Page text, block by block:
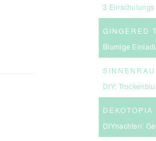
3 Einschulungs DIYs mit dem
GINGERED
Blumige
DIY:
DEKOTOPIA
DIYnachten: